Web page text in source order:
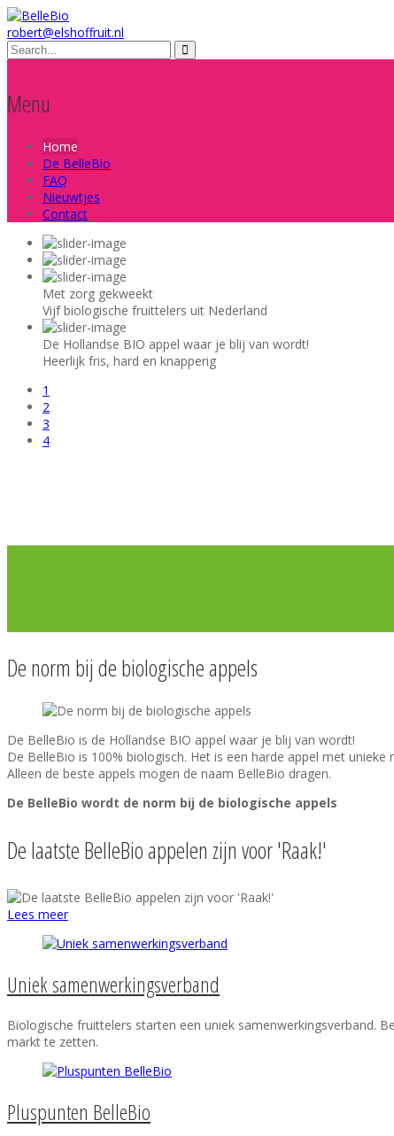
robert@elshoffruit.nl
Menu
Home
De BelleBio
FAQ
Nieuwtjes
Contact
Met zorg gekweekt
Vijf biologische fruittelers uit Nederland
De Hollandse BIO appel waar je blij van wordt!
Heerlijk fris, hard en knapperig
1
2
3
4
De norm bij de biologische appels
De BelleBio is de Hollandse BIO appel waar je blij van wordt!
De BelleBio is 100% biologisch. Het is een harde appel met
Alleen de beste appels mogen de naam BelleBio dragen.
De BelleBio wordt de norm bij de biologische appels
De laatste BelleBio appelen zijn voor 'Raak!'
Lees meer
Uniek samenwerkingsverband
Biologische fruittelers starten een uniek samenwerkingsverband.
markt te zetten.
Pluspunten BelleBio